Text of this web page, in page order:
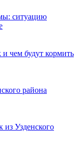
ситуацию
чем будут кормить
района
из Узденского